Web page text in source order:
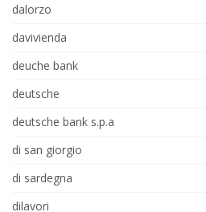
dalorzo
davivienda
deuche bank
deutsche
deutsche bank s.p.a
di san giorgio
di sardegna
dilavori